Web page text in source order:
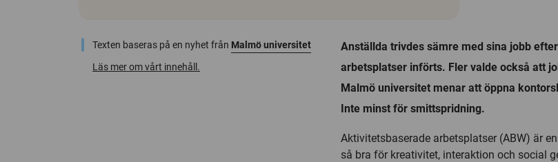
Texten baseras på en nyhet från Malmö universitet
Läs mer om vårt innehåll.
Anställda trivdes sämre med sina jobb
arbetsplatser införts. Fler valde också att
Malmö universitet menar att öppna
Inte minst för smittspridning.
Aktivitetsbaserade arbetsplatser (ABW) är
så bra för kreativitet, interaktion och social